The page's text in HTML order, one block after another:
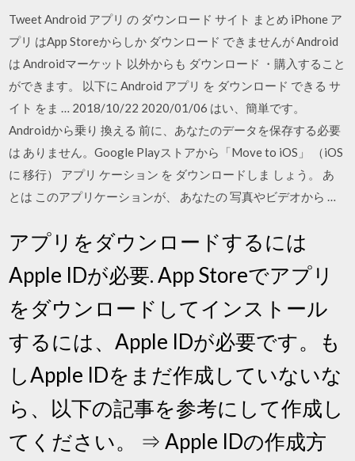
Tweet Android アプリ の ダウンロード サイト まとめ iPhone ア
プリ はApp Storeからしか ダウンロード できませんが Android
は Androidマーケット 以外からも ダウンロード ・購入すること
ができます。 以下に Android アプリ を ダウンロード できる サ
イト をま … 2018/10/22 2020/01/06 はい、簡単です。
Androidから乗り 換える 前に、あなたのデータを保存する必要
は ありません。Google Playストアから「Move to iOS」 （iOS
に 移行） アプリ ケーション を ダウンロードしま しょう。 あ
とは このアプリケーションが、 あなたの 写真やビデオから …
アプリをダウンロードするには
Apple IDが必要. App Storeでアプリ
をダウンロードしてインストール
するには、Apple IDが必要です。も
しApple IDをまだ作成していないな
ら、以下の記事を参考にして作成し
てください。 ⇒ Apple IDの作成方